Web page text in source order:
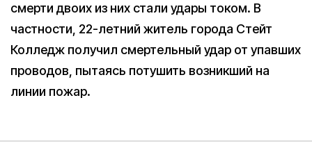
смерти двоих из них стали удары током. В
частности, 22-летний житель города Стейт
Колледж получил смертельный удар от упавших
проводов, пытаясь потушить возникший на
линии пожар.